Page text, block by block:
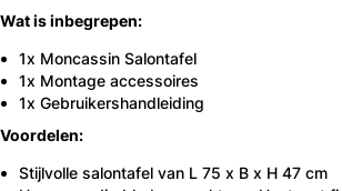
Wat is inbegrepen:
1x Moncassin Salontafel
1x Montage accessoires
1x Gebruikershandleiding
Voordelen:
Stijlvolle salontafel van L 75 x B x H 47 cm